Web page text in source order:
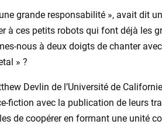
grande responsabilité », avait dit
à ces petits robots qui font déjà les
nous à deux doigts de chanter
» ?
Devlin de l’Université de
fiction avec la publication de leurs
de coopérer en formant une unité